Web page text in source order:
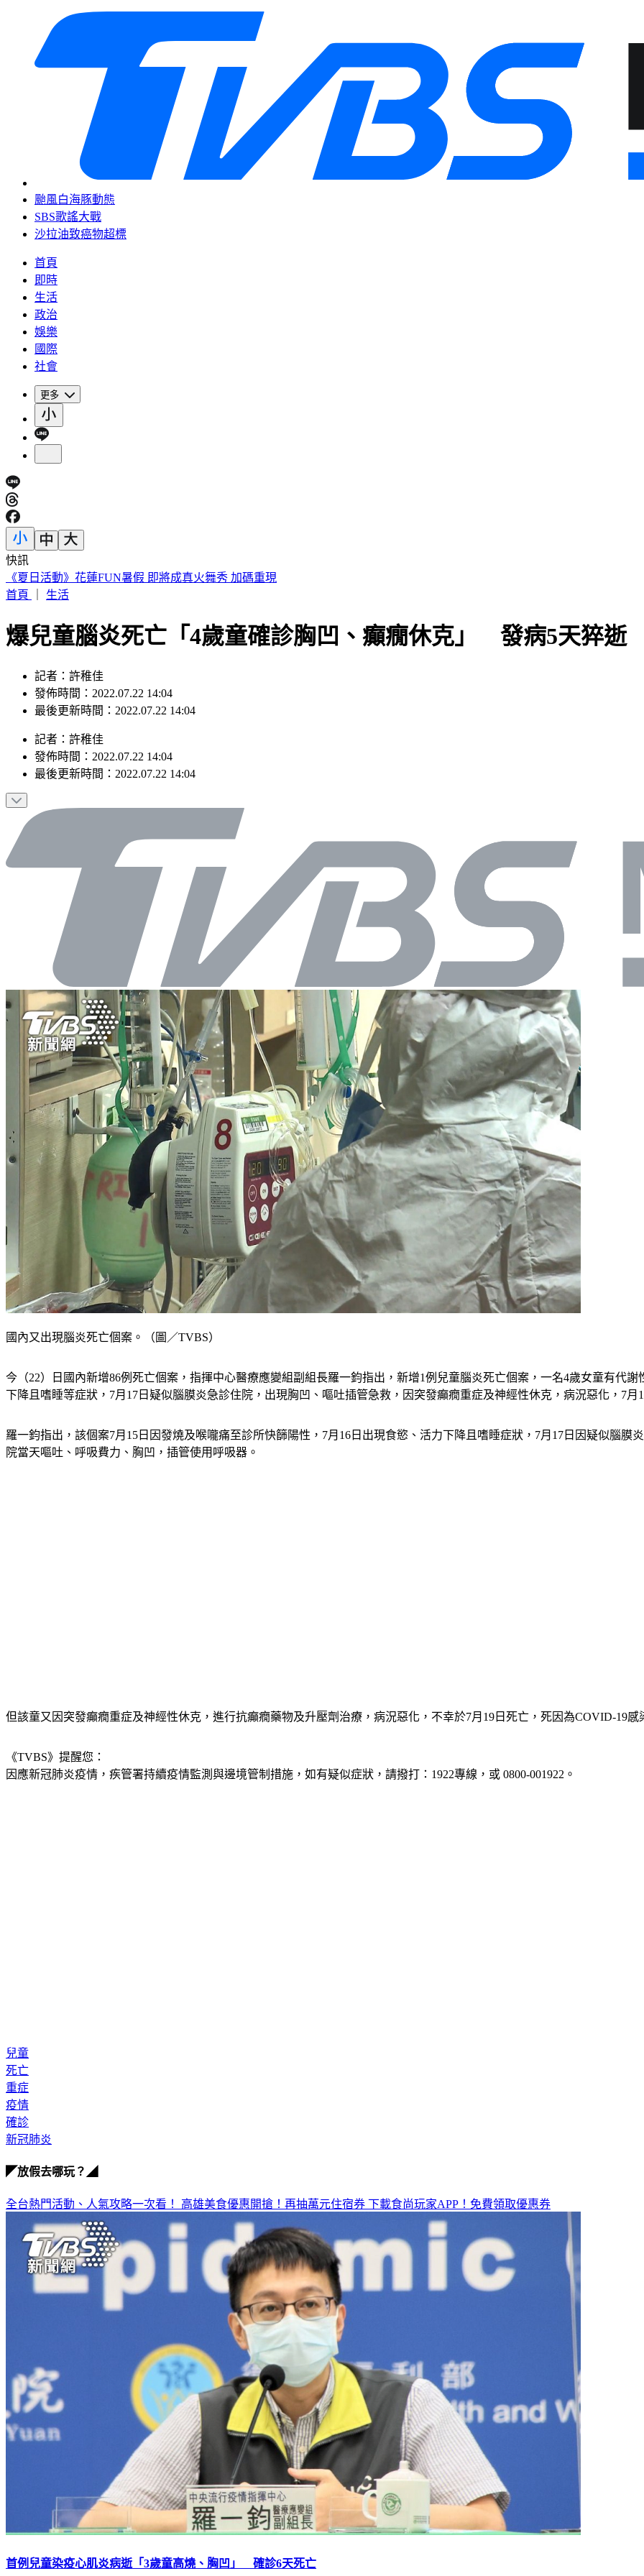
颱風白海豚動態
SBS歌謠大戰
沙拉油致癌物超標
首頁
即時
生活
政治
娛樂
國際
社會
更多
快訊
《夏日活動》花蓮FUN暑假 即將成真火舞秀 加碼重現
首頁
生活
爆兒童腦炎死亡「4歲童確診胸凹、癲癇休克」 發病5天猝逝
記者：許稚佳
發佈時間：2022.07.22 14:04
最後更新時間：2022.07.22 14:04
記者 ： 許稚佳
發佈時間： 2022.07.22 14:04
最後更新時間： 2022.07.22 14:04
國內又出現腦炎死亡個案。（圖／TVBS）
今（22）日國內新增86例死亡個案，指揮中心醫療應變組副組長羅一鈞指出，新增1例兒童腦炎死亡個案，一名4歲女童有代
下降且嗜睡等症狀，7月17日疑似腦膜炎急診住院，出現胸凹、嘔吐插管急救，因突發癲癇重症及神經性休克，病況惡化，7月
羅一鈞指出，該個案7月15日因發燒及喉嚨痛至診所快篩陽性，7月16日出現食慾、活力下降且嗜睡症狀，7月17日因疑似腦
院當天嘔吐、呼吸費力、胸凹，插管使用呼吸器。
但該童又因突發癲癇重症及神經性休克，進行抗癲癇藥物及升壓劑治療，病況惡化，不幸於7月19日死亡，死因為COVID-19感
《TVBS》提醒您：
因應新冠肺炎疫情，疾管署持續疫情監測與邊境管制措施， 如有疑似症狀，請撥打：1922專線，或 0800-001922。
兒童
死亡
重症
疫情
確診
新冠肺炎
◤放假去哪玩？◢
全台熱門活動、人氣攻略一次看！ 高雄美食優惠開搶！再抽萬元住宿券 下載食尚玩家APP！免費領取優惠券
首例兒童染疫心肌炎病逝「3歲童高燒、胸凹」 確診6天死亡